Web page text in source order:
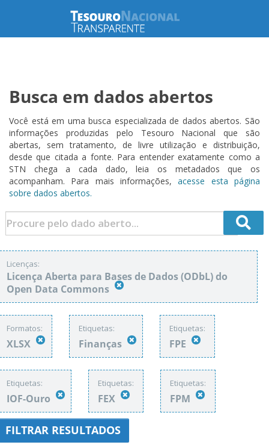
Busca em dados abertos
Você está em uma busca especializada de dados abertos. São
informações produzidas pelo Tesouro Nacional que são
abertas, sem tratamento, de livre utilização e distribuição,
desde que citada a fonte. Para entender exatamente como a
STN chega a cada dado, leia os metadados que os
acompanham. Para mais informações,acesse esta página
sobre dados abertos.
Licenças:
Licença Aberta para Bases de Dados (ODbL) do
Open Data Commons
Formatos:
XLSX
Etiquetas:
Finanças
Etiquetas:
FPE
Etiquetas:
IOF-Ouro
Etiquetas:
FEX
Etiquetas:
FPM
FILTRAR RESULTADOS